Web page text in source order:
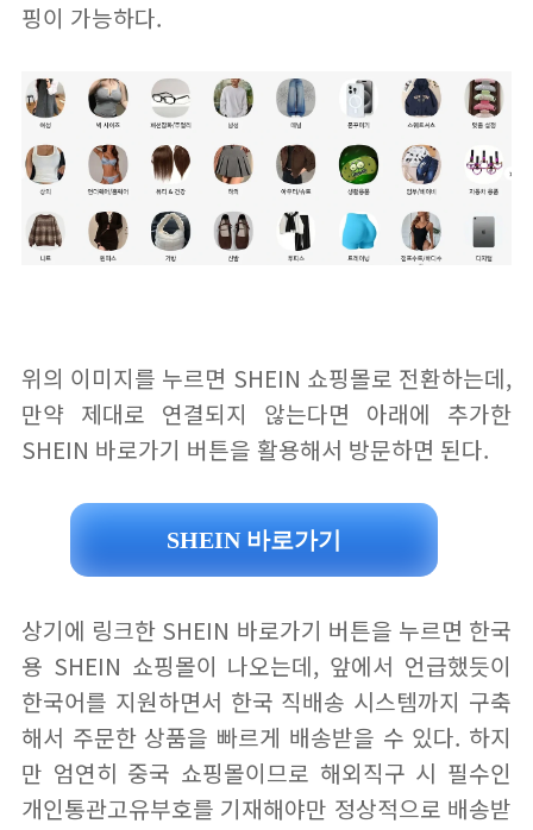
핑이 가능하다.
위의 이미지를 누르면 SHEIN 쇼핑몰로 전환하는데,
만약 제대로 연결되지 않는다면 아래에 추가한
SHEIN 바로가기 버튼을 활용해서 방문하면 된다.
SHEIN 바로가기
상기에 링크한 SHEIN 바로가기 버튼을 누르면 한국
용 SHEIN 쇼핑몰이 나오는데, 앞에서 언급했듯이
한국어를 지원하면서 한국 직배송 시스템까지 구축
해서 주문한 상품을 빠르게 배송받을 수 있다. 하지
만 엄연히 중국 쇼핑몰이므로 해외직구 시 필수인
개인통관고유부호를 기재해야만 정상적으로 배송받